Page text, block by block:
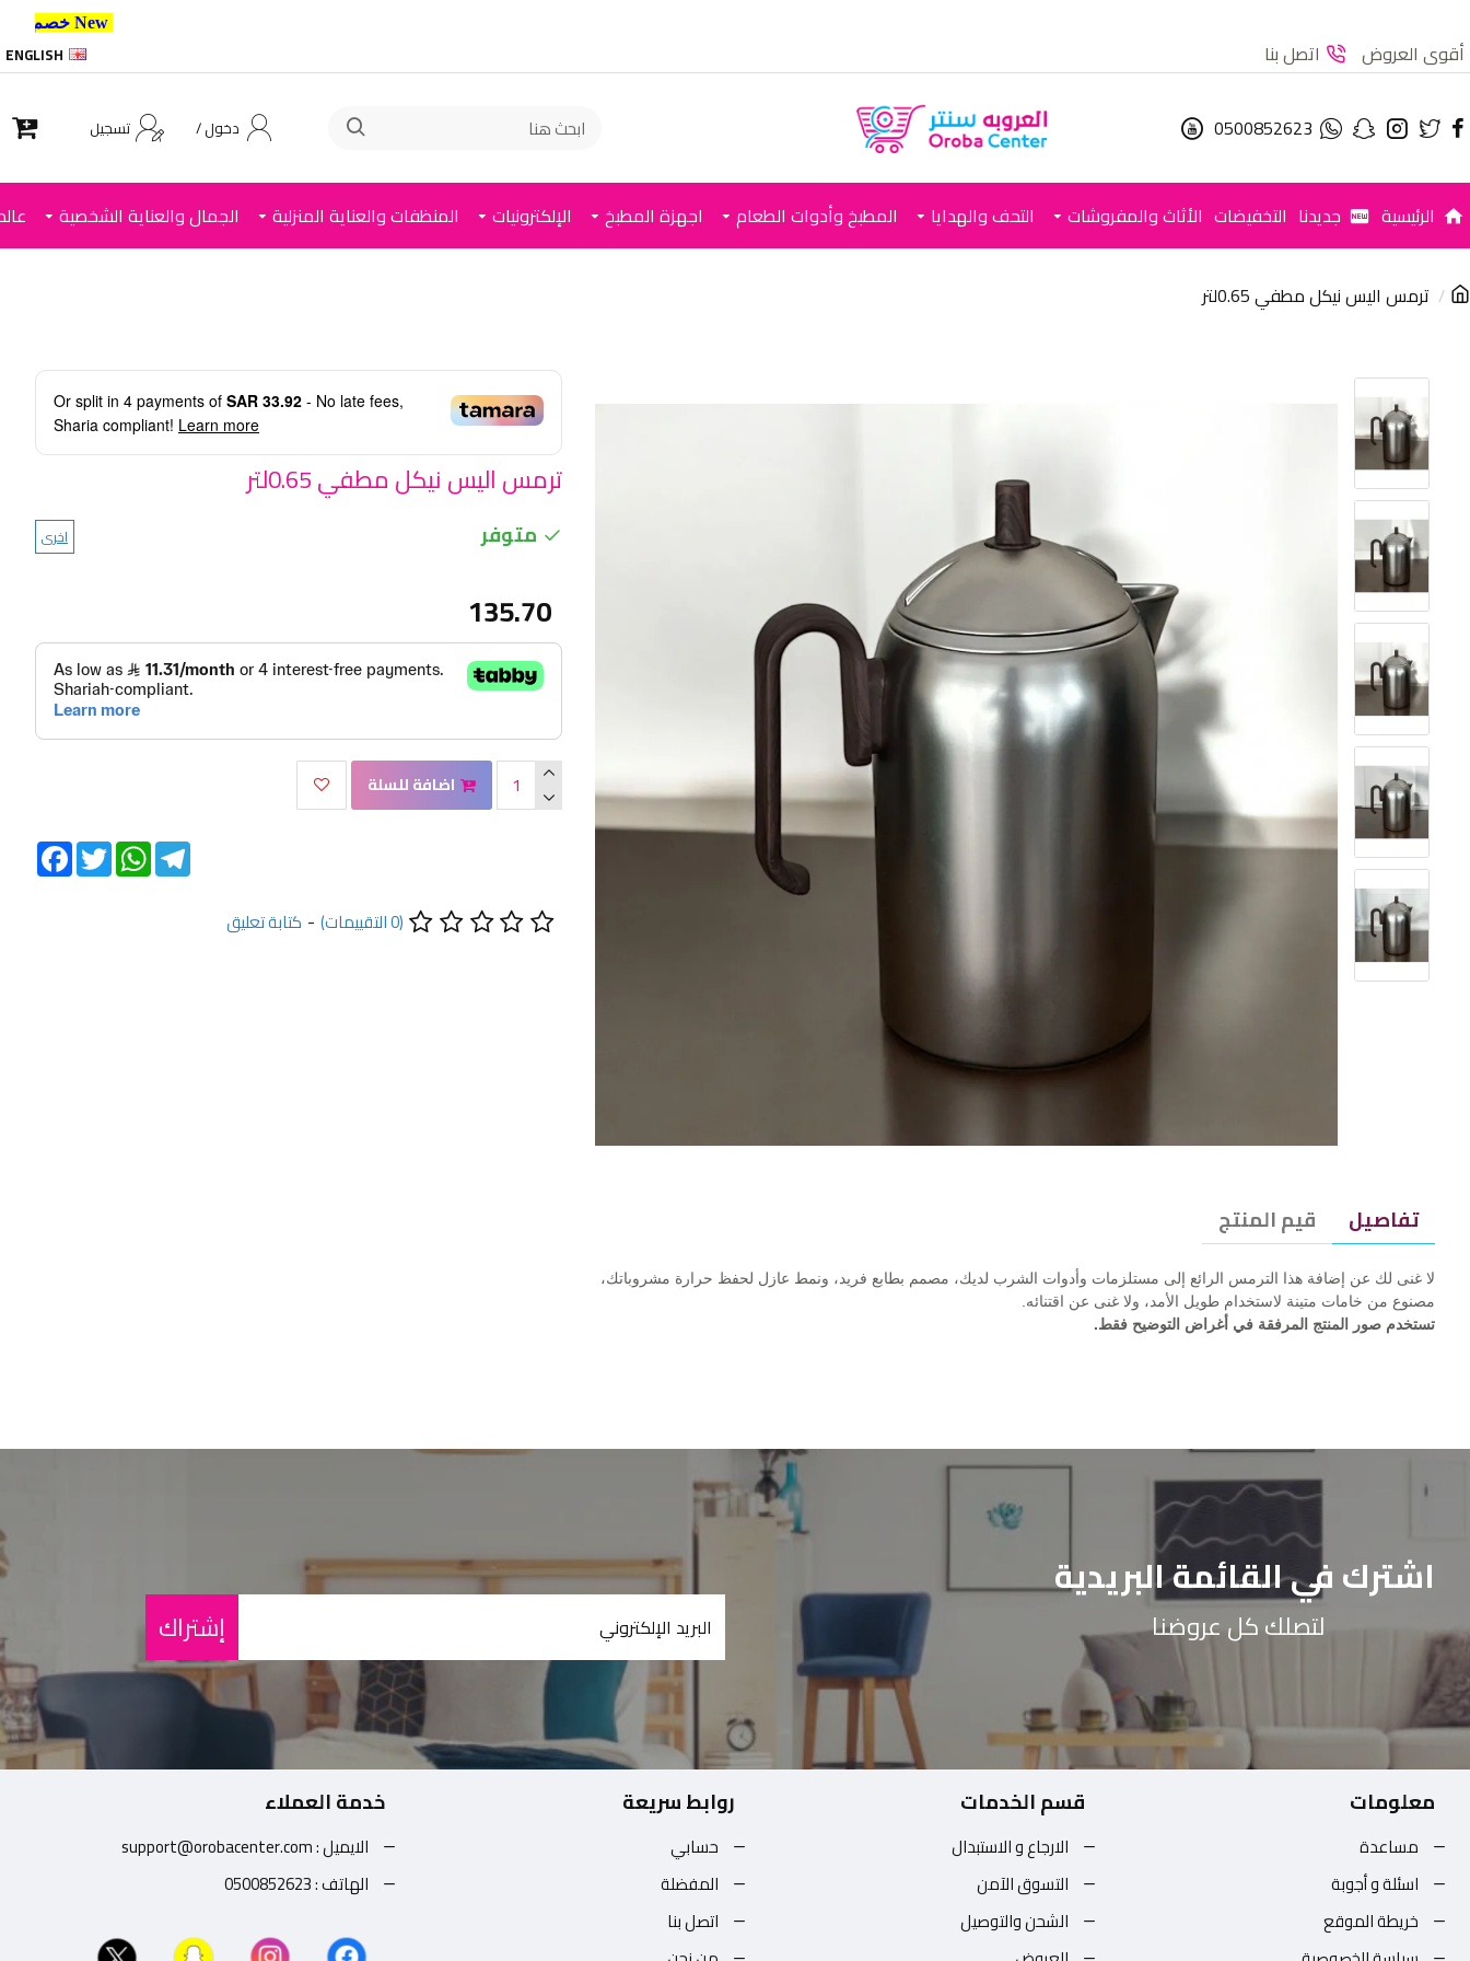
أقوى العروض اتصل بنا ENGLISH
0500852623 دخول / تسجيل
الرئيسية جديدنا التخفيضات الأثاث والمفروشات التحف والهدايا المطبخ وأدوات الطعام اجهزة المطبخ الإلكترونيات المنظفات والعناية المنزلية الجمال والعناية الشخصية
ترمس اليس نيكل مطفي 0.65لتر
Or split in 4 payments of SAR 33.92 - No late fees,
Sharia compliant! Learn more
ترمس اليس نيكل مطفي 0.65لتر
متوفر اخرى
(0 التقييمات) - كتابة تعليق
135.70
اضافة للسلة
FacebookTwitter
WhatsAppTelegram
تفاصيل قيم المنتج
لا غنى لك عن إضافة هذا الترمس الرائع إلى مستلزمات وأدوات الشرب لديك، مصمم بطابع فريد، ونمط عازل لحفظ حرارة مشروباتك،
مصنوع من خامات متينة لاستخدام طويل الأمد، ولا غنى عن اقتنائه.
تستخدم صور المنتج المرفقة في أغراض التوضيح فقط.
اشترك في القائمة البريدية
لتصلك كل عروضنا إشتراك
معلومات
مساعدة
اسئلة و أجوبة
خريطة الموقع
قسم الخدمات
الارجاع و الاستبدال
التسوق الآمن
الشحن والتوصيل
روابط سريعة
حسابي
المفضلة
اتصل بنا
خدمة العملاء
الايميل : support@orobacenter.com
الهاتف : 0500852623